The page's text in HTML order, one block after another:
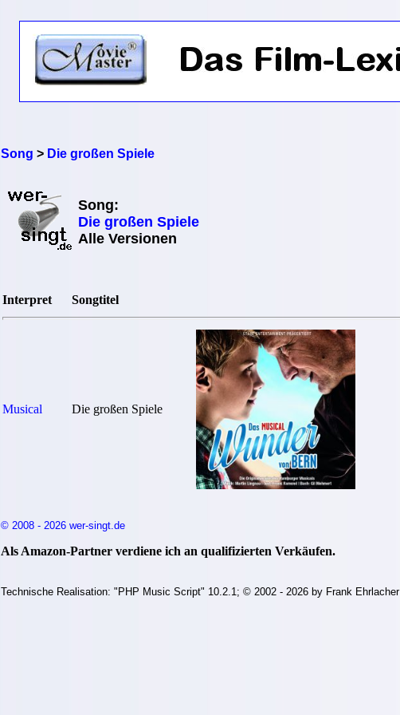
Song > Die großen Spiele
Song:
Die großen Spiele
Alle Versionen
Interpret Songtitel
Musical Die großen Spiele
© 2008 - 2026 wer-singt.de
Als Amazon-Partner verdiene ich an qualifizierten Verkäufen.
Technische Realisation: "PHP Music Script" 10.2.1; © 2002 - 2026 by Frank Ehrlacher